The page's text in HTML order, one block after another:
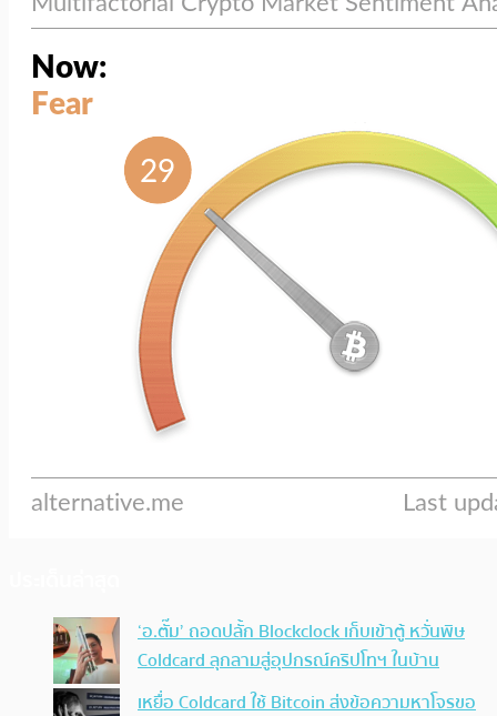
‘อ.ตั๊ม’ ถอดปลั้ก Blockclock เก็บเข้าตู้ หวั่นพิษ
Coldcard ลุกลามสู่อุปกรณ์คริปโทฯ ในบ้าน
เหยื่อ Coldcard ใช้ Bitcoin ส่งข้อความหาโจรขอ